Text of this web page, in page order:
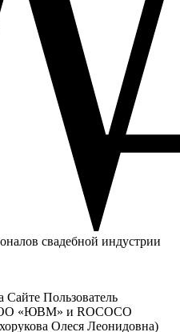
свадебной индустрии
Пользователь
«ЮВМ» и ROCOCO
Олеся Леонидовна)